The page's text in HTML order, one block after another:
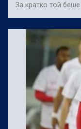
За кратко той